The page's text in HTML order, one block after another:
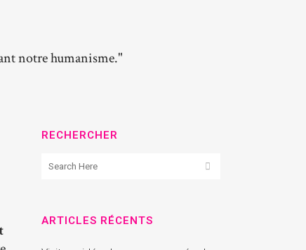
notre humanisme."
RECHERCHER
ARTICLES RÉCENTS